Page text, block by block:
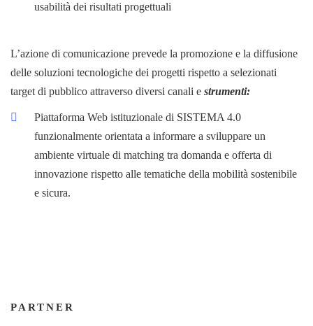
usabilità dei risultati progettuali
L’azione di comunicazione prevede la promozione e la diffusione
delle soluzioni tecnologiche dei progetti rispetto a selezionati
target di pubblico attraverso diversi canali e strumenti:
Piattaforma Web istituzionale di SISTEMA 4.0
funzionalmente orientata a informare a sviluppare un
ambiente virtuale di matching tra domanda e offerta di
innovazione rispetto alle tematiche della mobilità sostenibile
e sicura.
PARTNER